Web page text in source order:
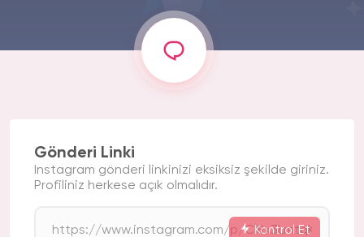
Gönderi Linki
Instagram gönderi linkinizi eksiksiz şekilde giriniz.
Profiliniz herkese açık olmalıdır.
Kontrol Et